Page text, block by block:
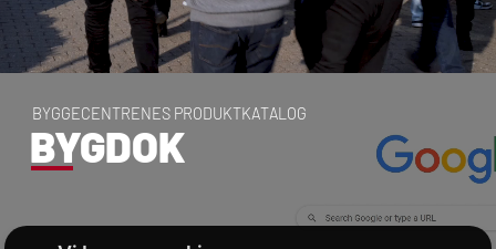
BYGGECENTRENES PRODUKTKATAL OG
BYGDOK